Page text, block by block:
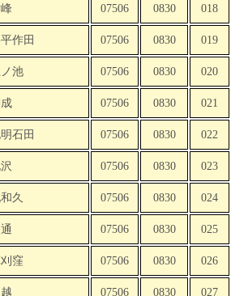
07506 0830 018
作田 07506 0830 019
池 07506 0830 020
07506 0830 021
石田 07506 0830 022
07506 0830 023
久 07506 0830 024
07506 0830 025
窪 07506 0830 026
07506 0830 027